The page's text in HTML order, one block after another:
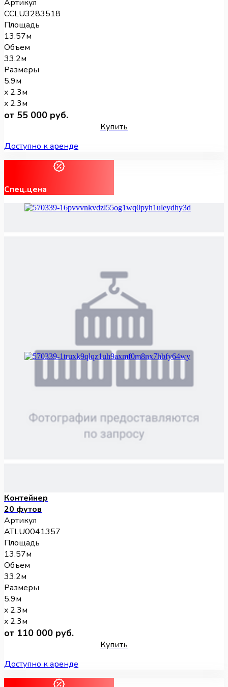
Артикул
CCLU3283518
Площадь
13.57м
Объем
33.2м
Размеры
5.9м
x 2.3м
x 2.3м
от 55 000 руб.
Купить
Доступно к аренде
Спец.цена
Контейнер
20 футов
Артикул
ATLU0041357
Площадь
13.57м
Объем
33.2м
Размеры
5.9м
x 2.3м
x 2.3м
от 110 000 руб.
Купить
Доступно к аренде